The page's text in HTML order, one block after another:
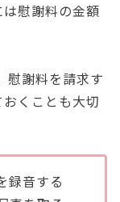
慰謝料の金額
慰謝料を請求す
くことも大切
録音する